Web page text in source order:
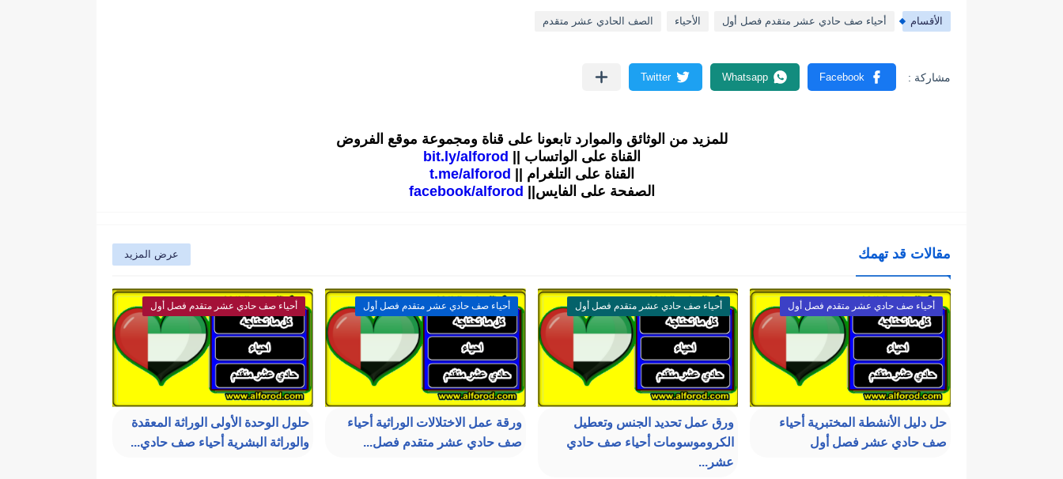
الأقسام أحياء صف حادي عشر متقدم فصل أول الأحياء الصف الحادي عشر متقدم
للمزيد من الوثائق والموارد تابعونا على قناة ومجموعة موقع الفروض
القناة على الواتساب ||
bit.ly/alforod
القناة على التلغرام ||
t.me/alforod
الصفحة على الفايس||
facebook/alforod
مقالات قد تهمك عرض المزيد
أحياء صف حادي عشر متقدم فصل أول
حل دليل الأنشطة المختبرية أحياء
صف حادي عشر فصل أول
أحياء صف حادي عشر متقدم فصل أول
ورق عمل تحديد الجنس وتعطيل
الكروموسومات أحياء صف حادي
عشر...
أحياء صف حادي عشر متقدم فصل أول
ورقة عمل الاختلالات الوراثية أحياء
صف حادي عشر متقدم فصل...
أحياء صف حادي عشر متقدم فصل أول
حلول الوحدة الأولى الوراثة المعقدة
والوراثة البشرية أحياء صف حادي...